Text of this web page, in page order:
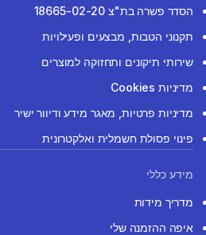
הסדר פשרה בת"צ 18665-02-20
תקנוני הטבות, מבצעים ופעילויות
שירותי תיקונים ותחזוקה למוצרים
מדיניות Cookies
מדיניות פרטיות, מאגר מידע ודיוור ישיר
פינוי פסולת חשמלית ואלקטרונית
מידע כללי
מדריך מידות
איפה ההזמנה שלי